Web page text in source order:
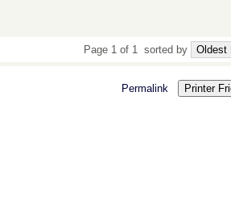
Page 1 of 1 sorted by
Permalink Printer